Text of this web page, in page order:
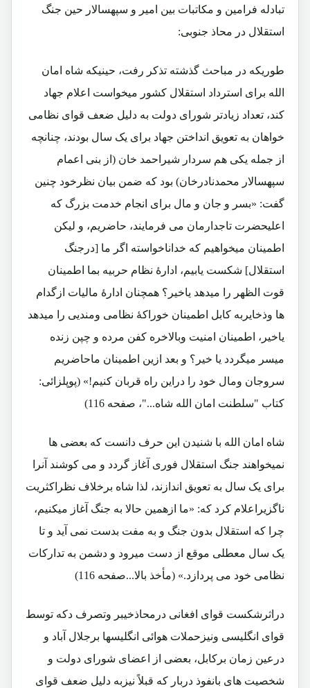
تبادله فرامین و مکاتبات بین امیر و سپهسالار حین جنگ
استقلال در محاذ جنوبی:
طوریکه در مباحث گذشته تذکر رفت، حینیکه شاه امان
الله برای استرداد استقلال کشور میخواست اعلام جهاد
کند، تعداد زیادتر شورای دولت به دلیل ضعف قوای نظامی
خواهان به تعویق انداختن جهاد برای یک سال بودند، چنانچه
از جمله یکی هم سردار شیراحمد خان (از بنی اعمام
سپهسالار محمدنادرخان) بود که ضمن بیان نظرخود چنین
گفت: «بسر و جان و مال برای انجام خدمت بزرگ که
اعلیحضرت تاجدارمان می فرمایند، حاضریم، و لیکن
اطمینان میخواهیم که خداناخواسته اگر ما [درجنگ
استقلال] شکست یابیم، ادارۀ نظام حربیه بما اطمینان
قوت الظهر را میدهد یاخیر؟ همچنان ادارۀ مالیات ازگدام
ها وذخایربه کابل اطمینان خوراکۀ نظامی ومندیی را میدهد
یاخیر، اطمینان امنیت وبالاخره کفن مرده و چپن زنده
میسر میگردد یا خیر؟ و بعد ازین اطمینان ماحاضریم
سروجان ومال خود را دراین راه قربان کنیم!» (پوپلزائی:
کتاب "سلطنت امان الله شاه..."، صفحه 116)
شاه امان الله با شنیدن این حرف دانست که بعضی ها
نمیخواهند جنگ استقلال فوری آغاز گردد و می کوشند آنرا
برای یک سال به تعویق اندازند، لذا شاه برخلاف نظراکثریت
ناگزیراعلام کرد که: «ما ازهمین حالا به جنگ آغاز میکنیم،
چرا که استقلال بدون جنگ و به مفت بدست نمی آید و تا
یک سال معطلی موقع از دست میرود و دشمن به تدارکات
نظامی خود می پردازد.» (مأخذ بالا...صفحه 116)
دراثرشکست قوای افغانی درمحاذخیبر وتصرف دکه توسط
قوای انگلیسی ونیزحملات هوائی انگلیسها برجلال آباد و
درعین زمان برکابل، بعضی از اعضای شورای دولت و
شخصیت های بانفوذ دربار که قبلاً نیزبه دلیل ضعف قوای